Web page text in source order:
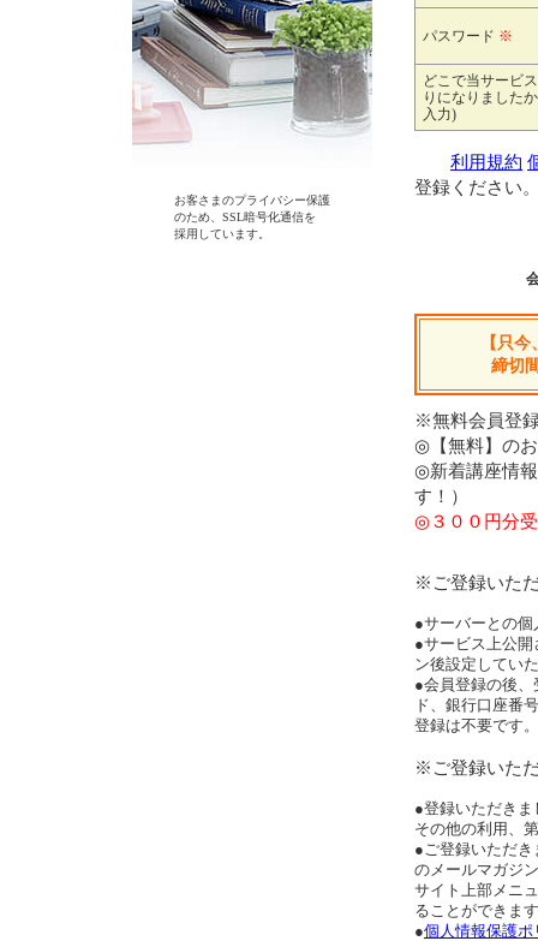
お客さまのプライバシー保護
のため、SSL暗号化通信を
採用しています。
パスワード ※
どこで当サービ
りになりました
入力)
利用規約
登録ください
【只
締切
※無料会員登
◎【無料】の
◎新着講座情
す！）
◎３００円分
※ご登録いた
●サーバーとの個
●サービス上公
ン後設定してい
●会員登録の後
ド、銀行口座番
登録は不要です。
※ご登録いた
●登録いただき
その他の利用、
●ご登録いただ
のメールマガジ
サイト上部メニ
ることができま
●個人情報保護ポ